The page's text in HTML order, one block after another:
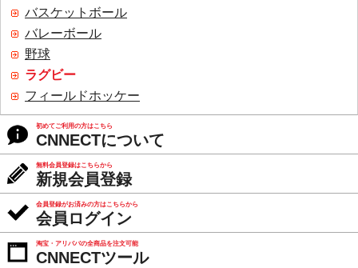
バスケットボール
バレーボール
野球
ラグビー
フィールドホッケー
初めてご利用の方はこちら
CNNECTについて
無料会員登録はこちらから
新規会員登録
会員登録がお済みの方はこちらから
会員ログイン
淘宝・アリババの全商品を注文可能
CNNECTツール